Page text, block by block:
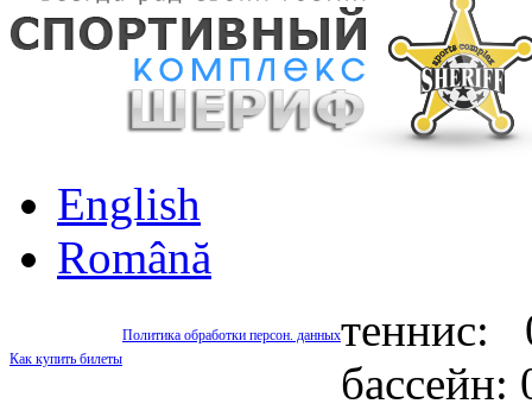
English
Română
Политика обработки персон. данных
Как купить билеты
теннис: